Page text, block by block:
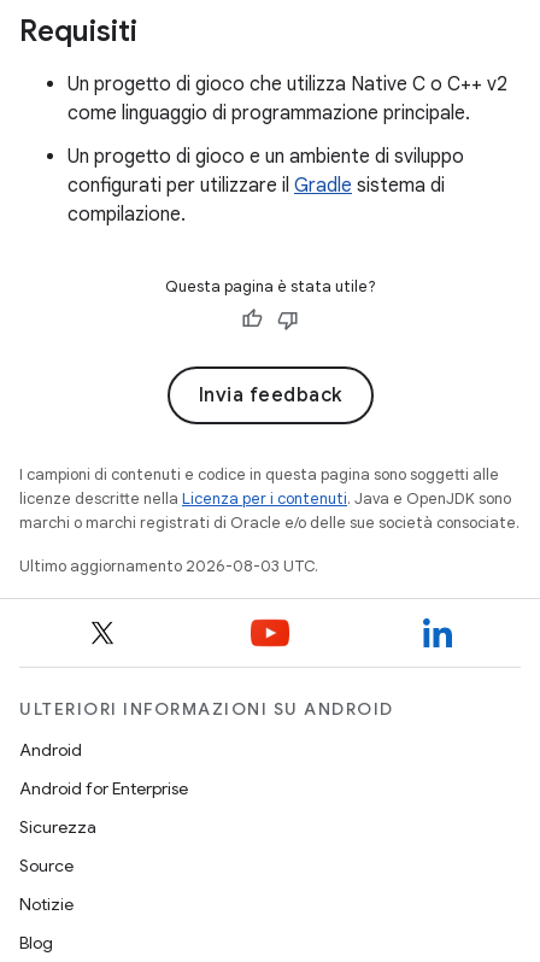
Requisiti
Un progetto di gioco che utilizza Native C o C++ v2
come linguaggio di programmazione principale.
Un progetto di gioco e un ambiente di sviluppo
configurati per utilizzare il Gradle sistema di
compilazione.
Questa pagina è stata utile?
Invia feedback
I campioni di contenuti e codice in questa pagina sono soggetti alle
licenze descritte nella Licenza per i contenuti. Java e OpenJDK sono
marchi o marchi registrati di Oracle e/o delle sue società consociate.
Ultimo aggiornamento 2026-08-03 UTC.
ULTERIORI INFORMAZIONI SU ANDROID
Android
Android for Enterprise
Sicurezza
Source
Notizie
Blog